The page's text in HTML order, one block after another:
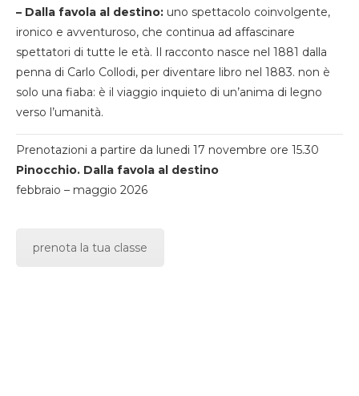
– Dalla favola al destino: uno spettacolo coinvolgente,
ironico e avventuroso, che continua ad affascinare
spettatori di tutte le età. Il racconto nasce nel 1881 dalla
penna di Carlo Collodi, per diventare libro nel 1883. non è
solo una fiaba: è il viaggio inquieto di un’anima di legno
verso l’umanità.
Prenotazioni a partire da lunedi 17 novembre ore 15.30
Pinocchio. Dalla favola al destino
febbraio – maggio 2026
prenota la tua classe